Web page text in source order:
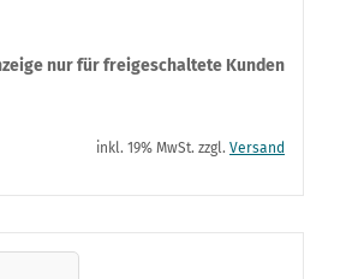
nur für freigeschaltete Kunden
inkl. 19% MwSt. zzgl. Versand